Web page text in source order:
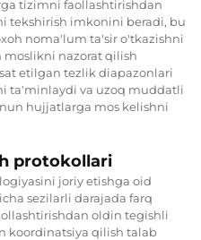
tizimni faollashtirishdan
tekshirish imkonini beradi, bu
noma'lum ta'sir o'tkazishni
nazorat qilish
etilgan tezlik diapazonlari
ta'minlaydi va uzoq muddatli
hujjatlarga mos kelishni
protokollari
joriy etishga oid
sezilarli darajada farq
oldin tegishli
koordinatsiya qilish talab